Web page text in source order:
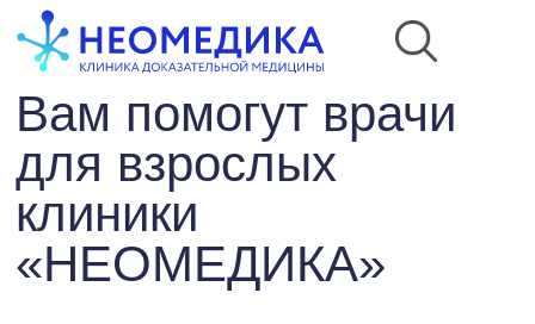
Вам помогут врачи
для взрослых
клиники
«НЕОМЕДИКА»